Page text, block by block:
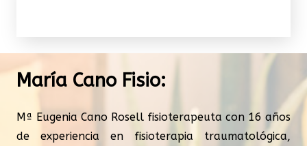
María Cano Fisio:
Mª Eugenia Cano Rosell fisioterapeuta con 16 años
de experiencia en fisioterapia traumatológica,